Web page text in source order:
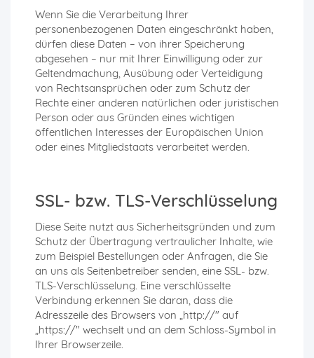
Wenn Sie die Verarbeitung Ihrer
personenbezogenen Daten eingeschränkt haben,
dürfen diese Daten – von ihrer Speicherung
abgesehen – nur mit Ihrer Einwilligung oder zur
Geltendmachung, Ausübung oder Verteidigung
von Rechtsansprüchen oder zum Schutz der
Rechte einer anderen natürlichen oder juristischen
Person oder aus Gründen eines wichtigen
öffentlichen Interesses der Europäischen Union
oder eines Mitgliedstaats verarbeitet werden.
SSL- bzw. TLS-Verschlüsselung
Diese Seite nutzt aus Sicherheitsgründen und zum
Schutz der Übertragung vertraulicher Inhalte, wie
zum Beispiel Bestellungen oder Anfragen, die Sie
an uns als Seitenbetreiber senden, eine SSL- bzw.
TLS-Verschlüsselung. Eine verschlüsselte
Verbindung erkennen Sie daran, dass die
Adresszeile des Browsers von „http://" auf
„https://" wechselt und an dem Schloss-Symbol in
Ihrer Browserzeile.